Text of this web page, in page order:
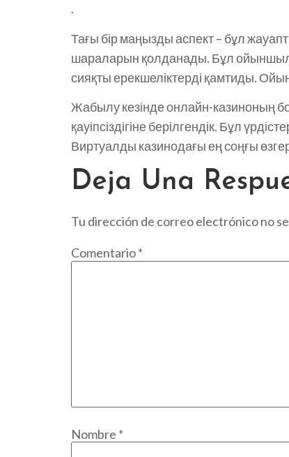
.
Тағы бір маңызды аспект – бұл
шараларын қолданады. Бұл
сияқты ерекшеліктерді қамтиды.
Жабылу кезінде онлайн-казиноның
қауіпсіздігіне берілгендік. Бұл
Виртуалды казинодағы ең соңғы
Deja Una
Tu dirección de correo electrónico no
Comentario*
Nombre *